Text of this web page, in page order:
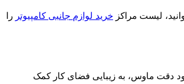
لیست مراکز خرید لوازم جانبی کامپیوتر را
دقت ماوس، به زیبایی فضای کار کمک